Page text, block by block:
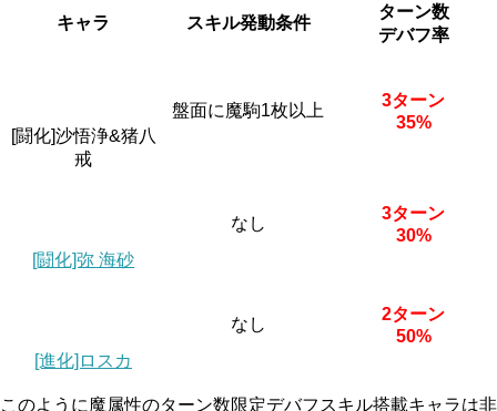
キャラ スキル発動条件
ターン数
デバフ率
[闘化]沙悟浄&猪八
戒
盤面に魔駒1枚以上
3ターン
35%
[闘化]弥 海砂
なし
3ターン
30%
[進化]ロスカ
なし
2ターン
50%
このように魔属性のターン数限定デバフスキル搭載キャラは非